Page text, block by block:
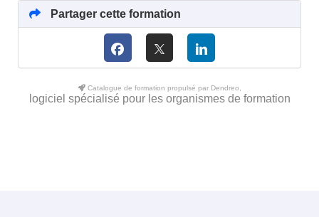
Partager cette formation
Catalogue de formation propulsé par Dendreo,
logiciel spécialisé pour les organismes de formation